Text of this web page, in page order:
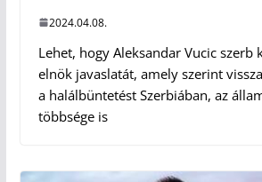
2024.04.08.
Lehet, hogy Aleksandar Vucic szerb
elnök javaslatát, amely szerint
a halálbüntetést Szerbiában, az
többsége is